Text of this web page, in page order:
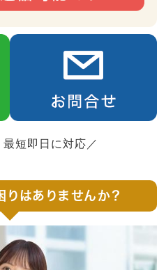
短即日に対応／
はありませんか？